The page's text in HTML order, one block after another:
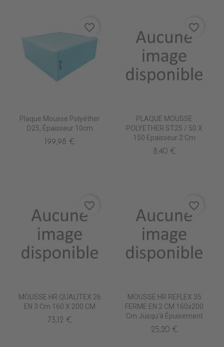
Plaque Mousse Polyéther
D25, Épaisseur 10cm
199,98 €
favorite_border
PLAQUE MOUSSE
POLYETHER ST25 / 50 X
150 Epaisseur 2 Cm
8,40 €
favorite_border
MOUSSE HR QUALITEX 26
EN 3 Cm 160 X 200 CM
73,12 €
favorite_border
MOUSSE HR REFLEX 35
FERME EN 2 CM 160x200
Cm Jusqu'à Épuisement
25,20 €
favorite_border